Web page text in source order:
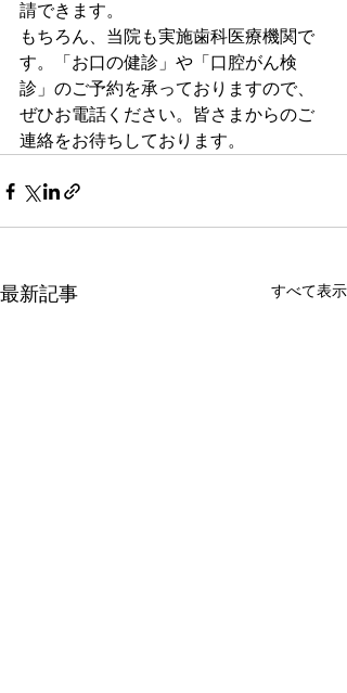
請できます。
もちろん、当院も実施歯科医療機関で
す。「お口の健診」や「口腔がん検
診」のご予約を承っておりますので、
ぜひお電話ください。皆さまからのご
連絡をお待ちしております。
最新記事 すべて表示